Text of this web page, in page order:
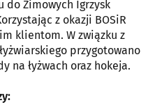
do Zimowych Igrzysk
z okazji BOSiR
klientom. W związku z
przygotowano
na łyżwach oraz hokeja.